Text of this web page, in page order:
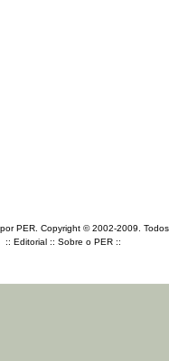
PER. Copyright © 2002-2009.
:: Editorial :: Sobre o PER ::